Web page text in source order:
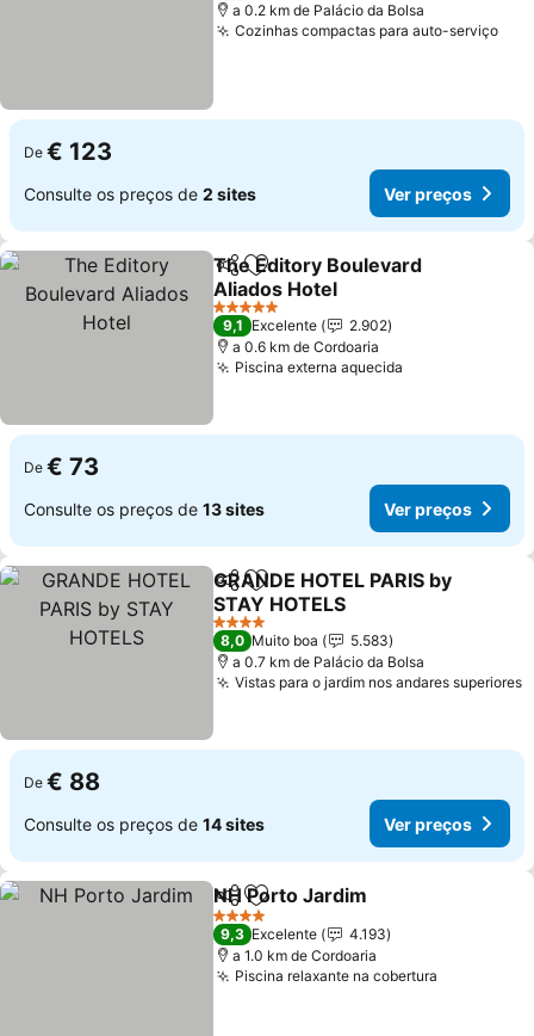
a 0.2 km de Palácio da Bolsa
Cozinhas compactas para auto-serviço
De € 123
Consulte os preços de 2 sites Ver preços
PartilharAdicionar aos favoritos
The Editory Boulevard
Aliados Hotel
5 Estrelas
9,1 Excelente
2.902
a 0.6 km de Cordoaria
Piscina externa aquecida
De € 73
Consulte os preços de 13 sites Ver preços
PartilharAdicionar aos favoritos
GRANDE HOTEL PARIS by
STAY HOTELS
4 Estrelas
8,0 Muito boa
5.583
a 0.7 km de Palácio da Bolsa
Vistas para o jardim nos andares superiores
De € 88
Consulte os preços de 14 sites Ver preços
PartilharAdicionar aos favoritos
NH Porto Jardim
4 Estrelas
9,3 Excelente
4.193
a 1.0 km de Cordoaria
Piscina relaxante na cobertura